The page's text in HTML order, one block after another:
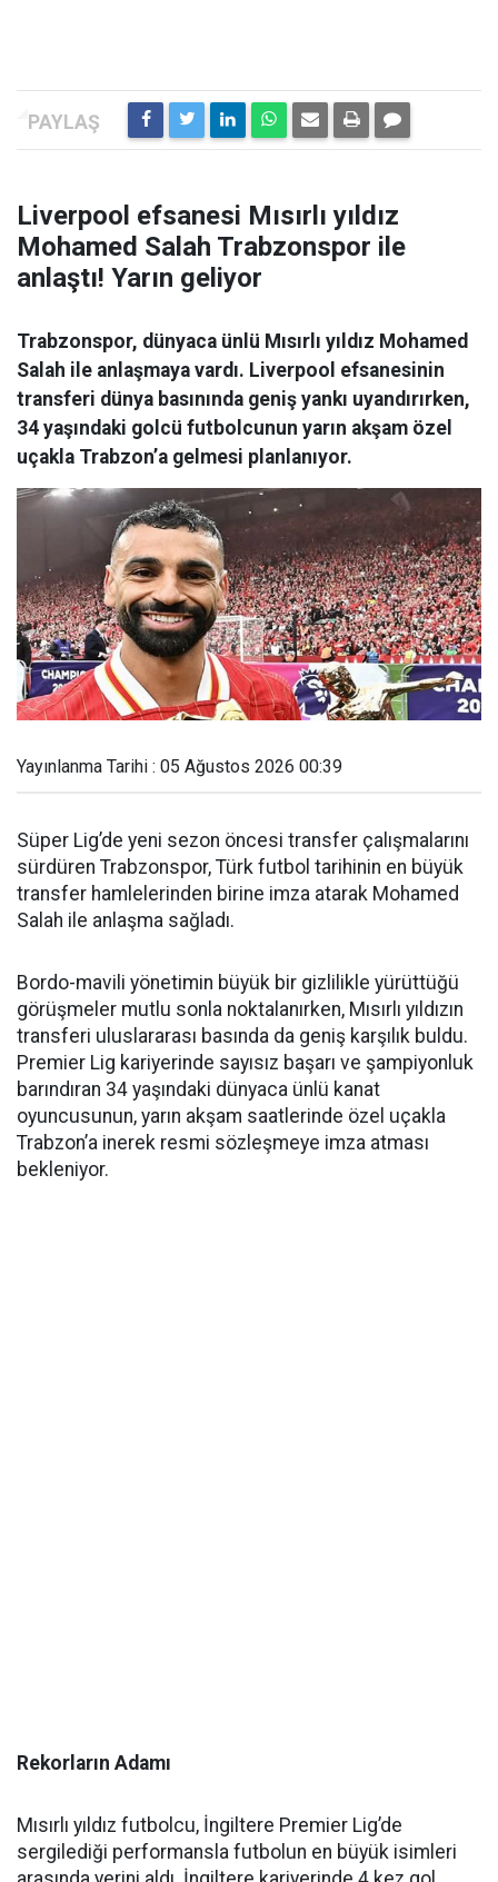
Liverpool efsanesi Mısırlı yıldız
Mohamed Salah Trabzonspor ile
anlaştı! Yarın geliyor
Trabzonspor, dünyaca ünlü Mısırlı yıldız Mohamed
Salah ile anlaşmaya vardı. Liverpool efsanesinin
transferi dünya basınında geniş yankı uyandırırken,
34 yaşındaki golcü futbolcunun yarın akşam özel
uçakla Trabzon’a gelmesi planlanıyor.
Yayınlanma Tarihi : 05 Ağustos 2026 00:39
Süper Lig’de yeni sezon öncesi transfer çalışmalarını
sürdüren Trabzonspor, Türk futbol tarihinin en büyük
transfer hamlelerinden birine imza atarak Mohamed
Salah ile anlaşma sağladı.
Bordo-mavili yönetimin büyük bir gizlilikle yürüttüğü
görüşmeler mutlu sonla noktalanırken, Mısırlı yıldızın
transferi uluslararası basında da geniş karşılık buldu.
Premier Lig kariyerinde sayısız başarı ve şampiyonluk
barındıran 34 yaşındaki dünyaca ünlü kanat
oyuncusunun, yarın akşam saatlerinde özel uçakla
Trabzon’a inerek resmi sözleşmeye imza atması
bekleniyor.
Rekorların Adamı
Mısırlı yıldız futbolcu, İngiltere Premier Lig’de
sergilediği performansla futbolun en büyük isimleri